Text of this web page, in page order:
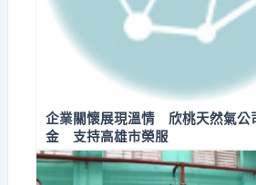
企業關懷展現溫情 欣桃天然氣公
金 支持高雄市榮服